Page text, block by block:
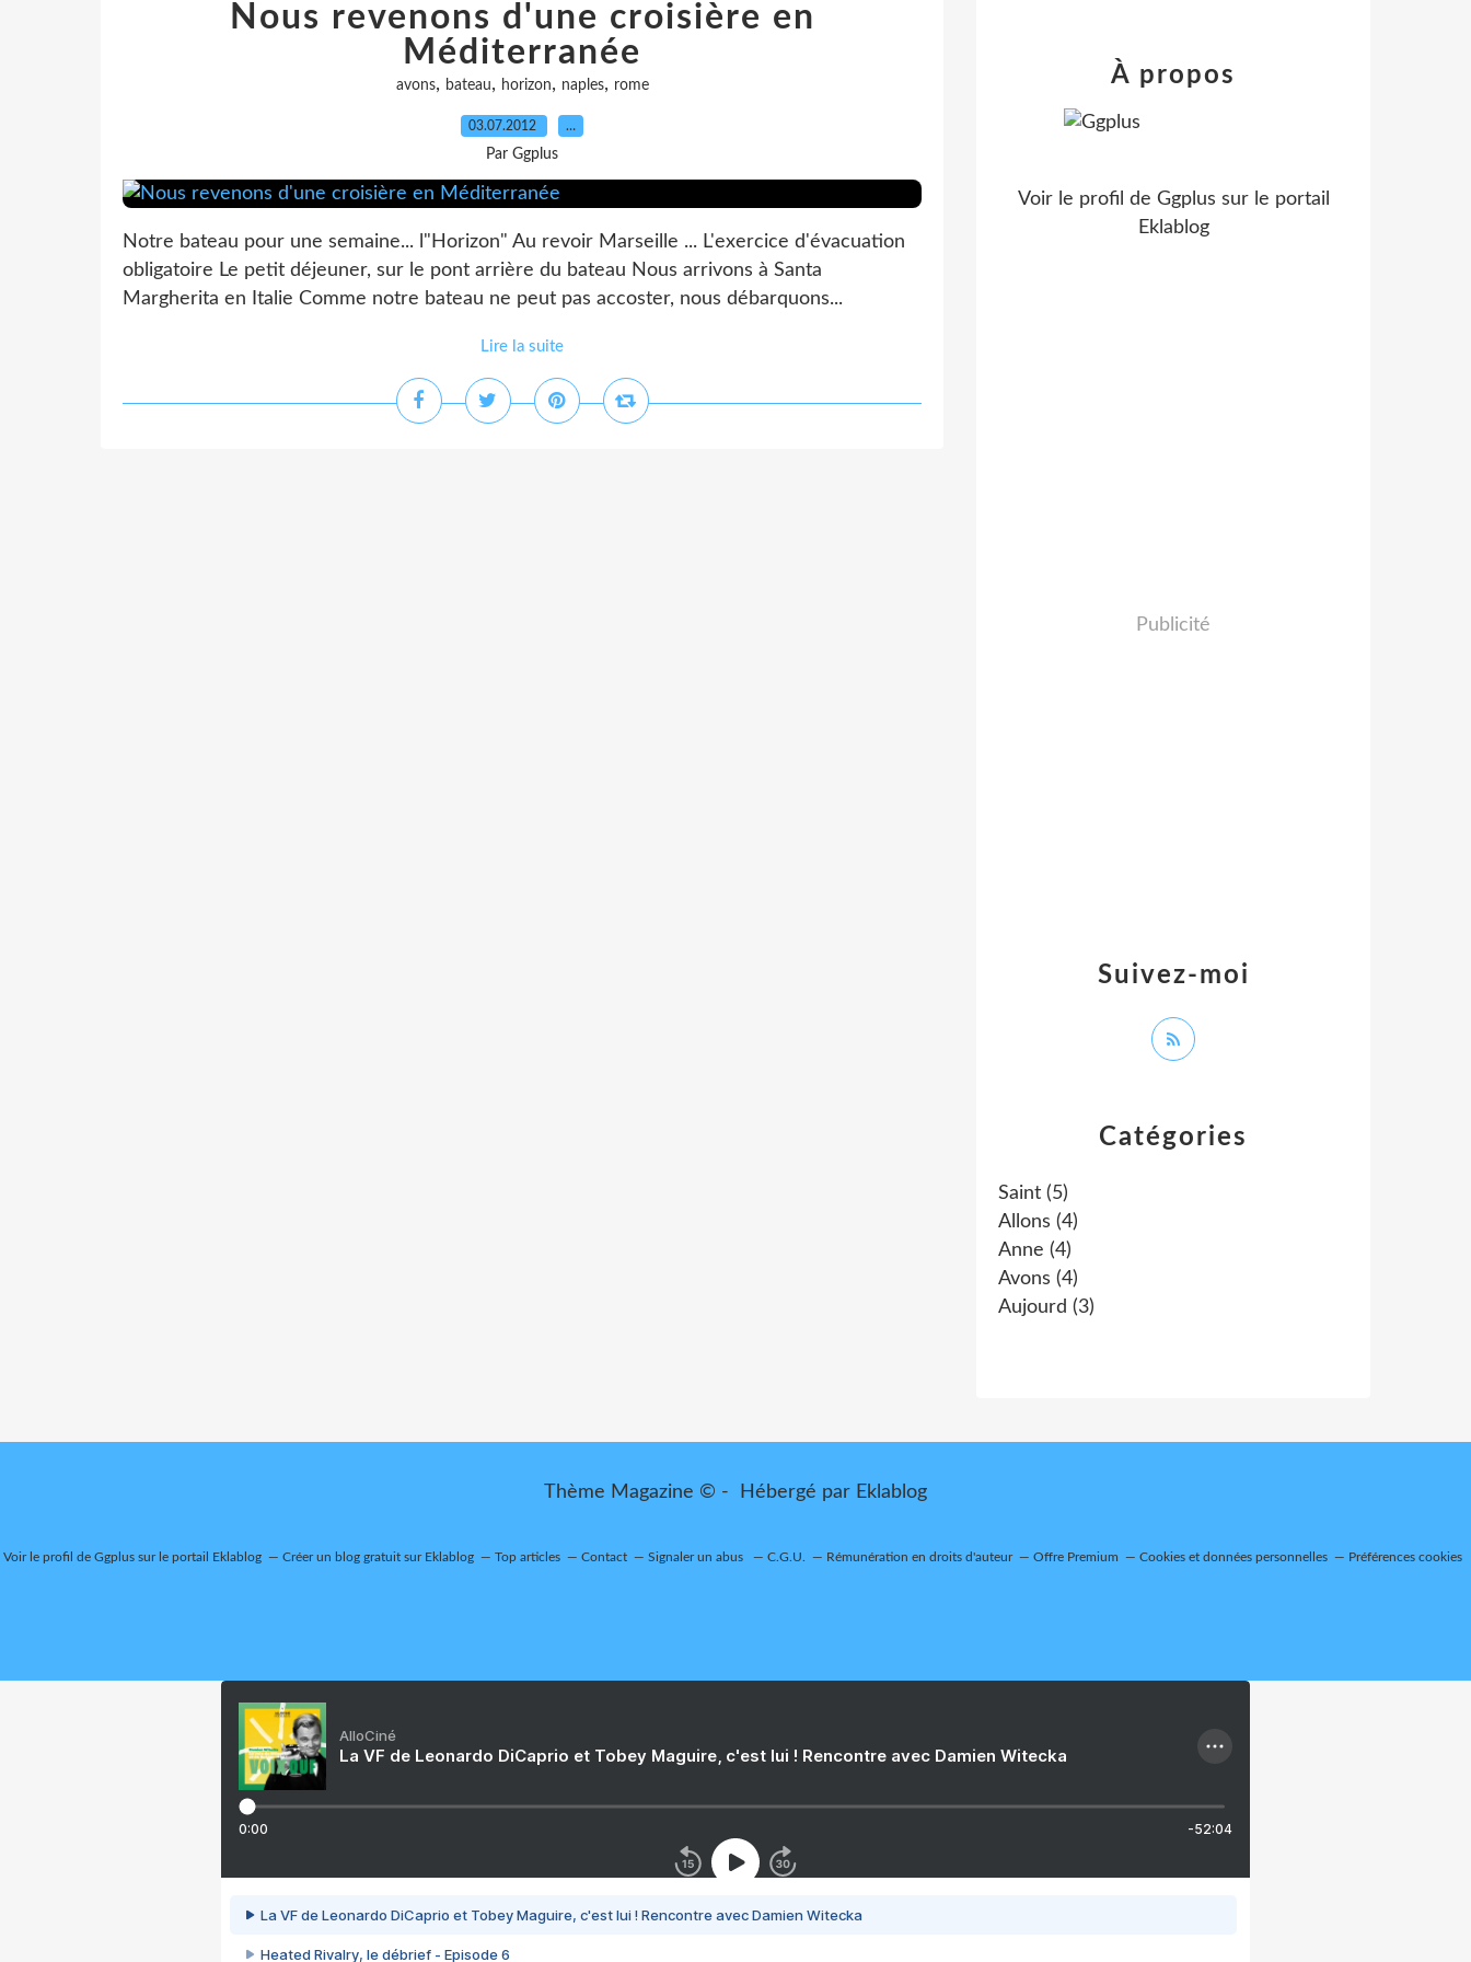
Nous revenons d'une croisière en
Méditerranée
avons, bateau, horizon, naples, rome
03.07.2012 …
Par Ggplus
Notre bateau pour une semaine... l"Horizon" Au revoir Marseille ... L'exercice d'évacuation
obligatoire Le petit déjeuner, sur le pont arrière du bateau Nous arrivons à Santa
Margherita en Italie Comme notre bateau ne peut pas accoster, nous débarquons...
Lire la suite
Catégories
Saint (5)
Allons (4)
Anne (4)
Avons (4)
Aujourd (3)
Suivez-moi
À propos
Voir le profil de Ggplus sur le portail
Eklablog
Publicité
Thème Magazine © - Hébergé par Eklablog
Voir le profil de Ggplussur le portail Eklablog Créer un blog gratuit sur Eklablog Top articles Contact Signaler un abus C.G.U. Rémunération en droits d'auteur Offre Premium Cookies et données personnelles Préférences cookies
AlloCiné
La VF de Leonardo DiCaprio et Tobey Maguire, c'est lui ! Rencontre avec Damien Witecka
0:00 -52:04
La VF de Leonardo DiCaprio et Tobey Maguire, c'est lui ! Rencontre avec Damien Witecka
Heated Rivalry, le débrief - Episode 6